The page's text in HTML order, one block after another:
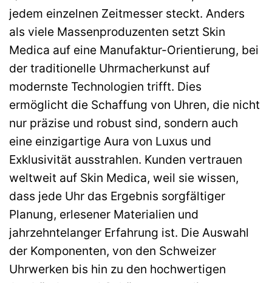
jedem einzelnen Zeitmesser steckt. Anders
als viele Massenproduzenten setzt Skin
Medica auf eine Manufaktur-Orientierung, bei
der traditionelle Uhrmacherkunst auf
modernste Technologien trifft. Dies
ermöglicht die Schaffung von Uhren, die nicht
nur präzise und robust sind, sondern auch
eine einzigartige Aura von Luxus und
Exklusivität ausstrahlen. Kunden vertrauen
weltweit auf Skin Medica, weil sie wissen,
dass jede Uhr das Ergebnis sorgfältiger
Planung, erlesener Materialien und
jahrzehntelanger Erfahrung ist. Die Auswahl
der Komponenten, von den Schweizer
Uhrwerken bis hin zu den hochwertigen